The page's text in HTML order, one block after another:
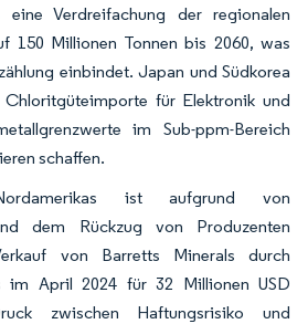
eine Verdreifachung der regionalen
150 Millionen Tonnen bis 2060, was
einbindet. Japan und Südkorea
für Elektronik und
im Sub-ppm-Bereich
schaffen.
ist aufgrund von
dem Rückzug von Produzenten
von Barretts Minerals durch
im April 2024 für 32 Millionen USD
zwischen Haftungsrisiko und